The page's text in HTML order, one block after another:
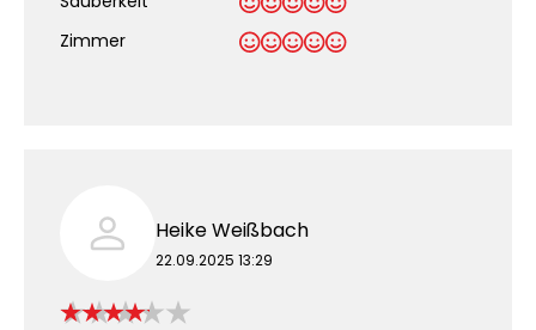
Zimmer
Heike Weißbach
22.09.2025 13:29